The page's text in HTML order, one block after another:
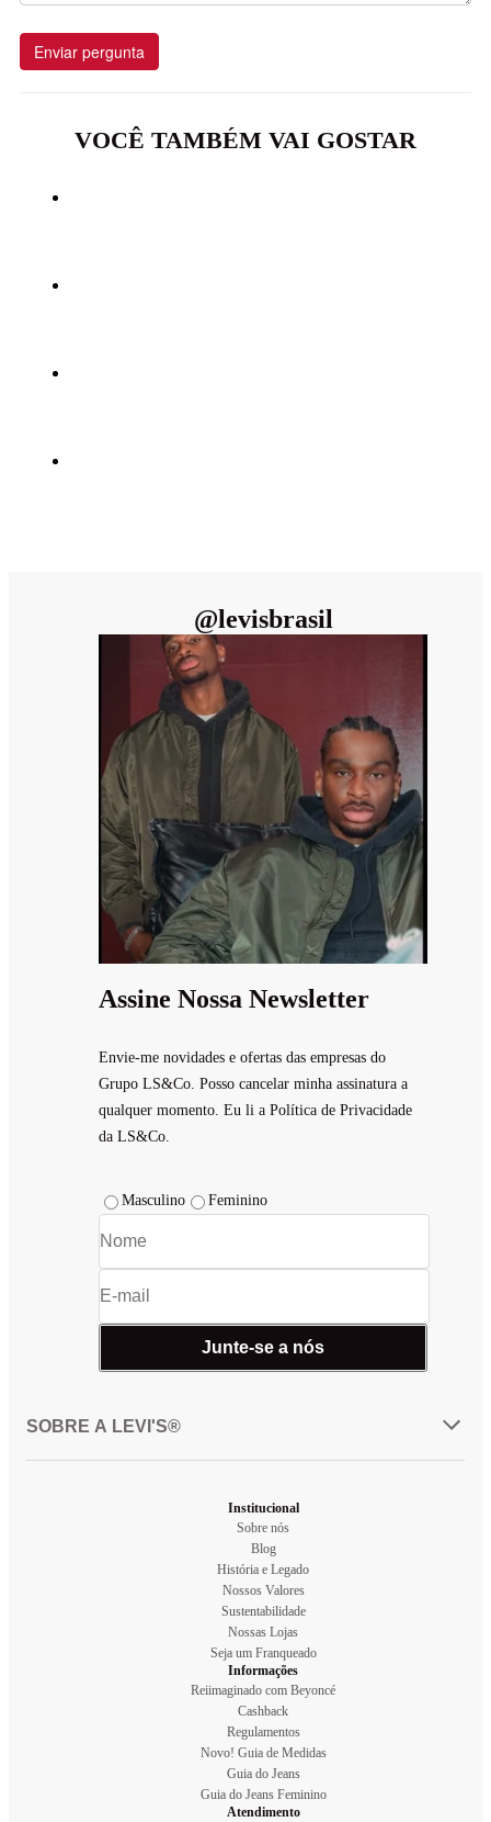
Enviar pergunta
VOCÊ TAMBÉM VAI GOSTAR
@levisbrasil
Assine Nossa Newsletter
Envie-me novidades e ofertas das empresas do
Grupo LS&Co. Posso cancelar minha assinatura a
qualquer momento. Eu li a Política de Privacidade
da LS&Co.
Masculino Feminino
Junte-se a nós
SOBRE A LEVI'S®
Institucional
Sobre nós
Blog
História e Legado
Nossos Valores
Sustentabilidade
Nossas Lojas
Seja um Franqueado
Informações
Reiimaginado com Beyoncé
Cashback
Regulamentos
Novo! Guia de Medidas
Guia do Jeans
Guia do Jeans Feminino
Atendimento